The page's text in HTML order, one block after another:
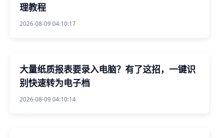
理教程
2026-08-09 04:10:17
大量纸质报表要录入电脑？有了这招，一键识
别快速转为电子档
2026-08-09 04:10:14